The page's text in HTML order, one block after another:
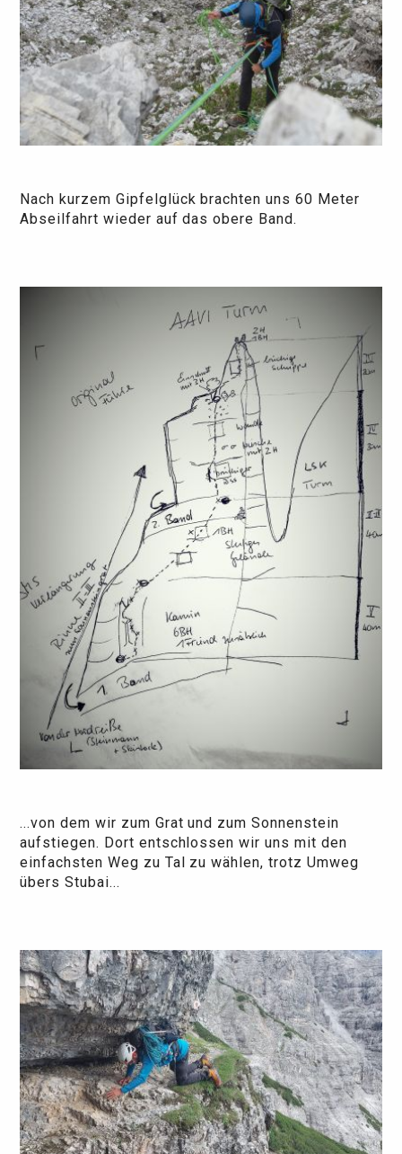
Nach kurzem Gipfelglück brachten uns 60 Meter
Abseilfahrt wieder auf das obere Band.
...von dem wir zum Grat und zum Sonnenstein
aufstiegen. Dort entschlossen wir uns mit den
einfachsten Weg zu Tal zu wählen, trotz Umweg
übers Stubai...